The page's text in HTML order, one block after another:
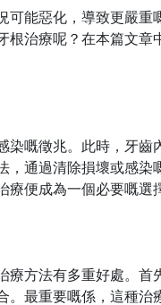
可能惡化，導致更嚴重
根治療呢？在本篇文章
染嘅徵兆。此時，牙齒
，通過清除損壞或感染
便成為一個必要嘅選
療方法有多重好處。首
。最重要嘅係，這種治